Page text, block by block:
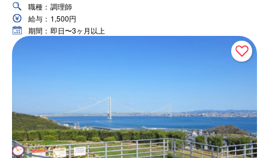
職種： 調理師
給与： 1,500円
期間： 即日〜3ヶ月以上